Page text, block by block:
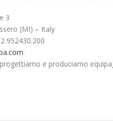
3
(MI) – Italy
952430.200
e produciamo